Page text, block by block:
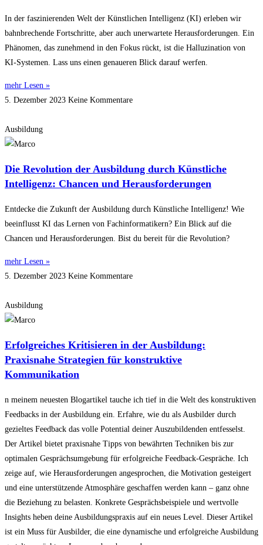
In der faszinierenden Welt der Künstlichen Intelligenz (KI) erleben wir
bahnbrechende Fortschritte, aber auch unerwartete Herausforderungen. Ein
Phänomen, das zunehmend in den Fokus rückt, ist die Halluzination von
KI-Systemen. Lass uns einen genaueren Blick darauf werfen.
mehr Lesen »
5. Dezember 2023 Keine Kommentare
Ausbildung
Die Revolution der Ausbildung durch Künstliche
Intelligenz: Chancen und Herausforderungen
Entdecke die Zukunft der Ausbildung durch Künstliche Intelligenz! Wie
beeinflusst KI das Lernen von Fachinformatikern? Ein Blick auf die
Chancen und Herausforderungen. Bist du bereit für die Revolution?
mehr Lesen »
5. Dezember 2023 Keine Kommentare
Ausbildung
Erfolgreiches Kritisieren in der Ausbildung:
Praxisnahe Strategien für konstruktive
Kommunikation
n meinem neuesten Blogartikel tauche ich tief in die Welt des konstruktiven
Feedbacks in der Ausbildung ein. Erfahre, wie du als Ausbilder durch
gezieltes Feedback das volle Potential deiner Auszubildenden entfesselst.
Der Artikel bietet praxisnahe Tipps von bewährten Techniken bis zur
optimalen Gesprächsumgebung für erfolgreiche Feedback-Gespräche. Ich
zeige auf, wie Herausforderungen angesprochen, die Motivation gesteigert
und eine unterstützende Atmosphäre geschaffen werden kann – ganz ohne
die Beziehung zu belasten. Konkrete Gesprächsbeispiele und wertvolle
Insights heben deine Ausbildungspraxis auf ein neues Level. Dieser Artikel
ist ein Muss für Ausbilder, die eine dynamische und erfolgreiche Ausbildung